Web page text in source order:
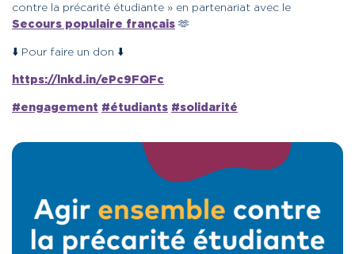
contre la précarité étudiante » en partenariat avec le
Secours populaire français 🫶
⬇️ Pour faire un don ⬇️
https://lnkd.in/ePc9FQFc
#engagement #étudiants #solidarité